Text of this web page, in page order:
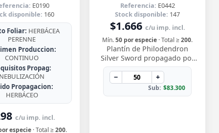
E0190
disponible: 160
Foliar: HERBÁCEA
PERENNE
Produccion:
CONTINUO
Propag:
NEBULIZACIÓN
Propagacion:
HERBÁCEO
c/u imp. incl.
especie · Total ≥200.
Referencia: E0442
Stock disponible: 147
$1.666 c/u imp. incl.
Mín.50 por especie · Total ≥200.
Plantín de Philodendron
Silver Sword propagado por
esqueje ya enraizado, con
hojas lanceoladas de un
plateado metálico …
− +
Sub: $83.300